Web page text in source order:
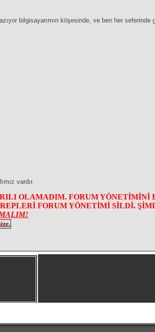
bilgisayarımın köşesinde, ve ben her seferinde
vardır.
OLAMADIM. FORUM YÖNETİMİNİ
FORUM YÖNETİMİ SİLDİ.